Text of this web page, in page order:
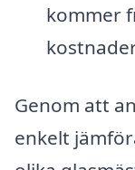
kommer
Genom att
enkelt